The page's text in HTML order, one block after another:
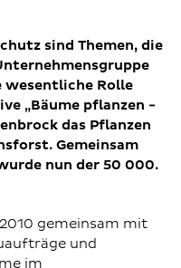
sind Themen, die
wesentliche Rolle
„Bäume pflanzen -
das Pflanzen
Gemeinsam
nun der 50 000.
gemeinsam mit
und
im